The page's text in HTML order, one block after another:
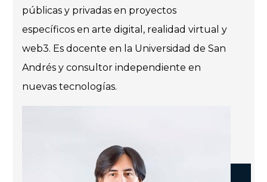
públicas y privadas en proyectos
específicos en arte digital, realidad virtual y
web3. Es docente en la Universidad de San
Andrés y consultor independiente en
nuevas tecnologías.